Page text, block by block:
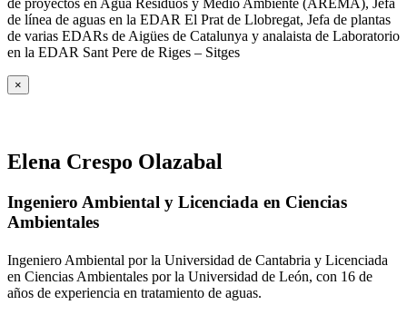
de proyectos en Agua Residuos y Medio Ambiente (AREMA), Jefa
de línea de aguas en la EDAR El Prat de Llobregat, Jefa de plantas
de varias EDARs de Aigües de Catalunya y analaista de Laboratorio
en la EDAR Sant Pere de Riges – Sitges
×
Elena Crespo Olazabal
Ingeniero Ambiental y Licenciada en Ciencias
Ambientales
Ingeniero Ambiental por la Universidad de Cantabria y Licenciada
en Ciencias Ambientales por la Universidad de León, con 16 de
años de experiencia en tratamiento de aguas.